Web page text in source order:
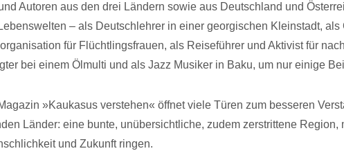
Autoren aus den drei Ländern sowie aus Deutschland und
– als Deutschlehrer in einer georgischen Kleinstadt, als
für Flüchtlingsfrauen, als Reiseführer und Aktivist für
bei einem Ölmulti und als Jazz Musiker in Baku, um nur einige
»Kaukasus verstehen« öffnet viele Türen zum besseren
Länder: eine bunte, unübersichtliche, zudem zerstrittene Region,
und Zukunft ringen.